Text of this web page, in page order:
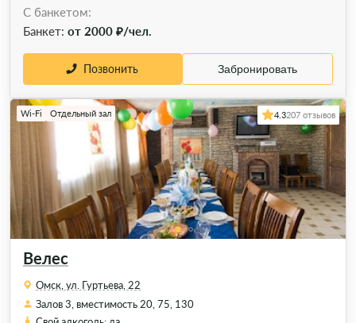
С банкетом:
Банкет: от 2000 ₽/чел.
Позвонить Забронировать
Велес
Wi-Fi Отдельный зал 4.3207 отзывов
Омск, ул. Гуртьева, 22
Залов 3, вместимость 20, 75, 130